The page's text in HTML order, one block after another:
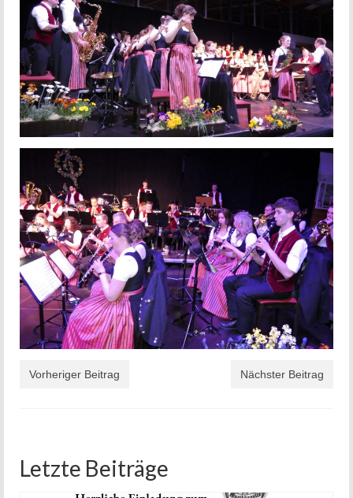
Vorheriger Beitrag Nächster Beitrag
Letzte Beiträge